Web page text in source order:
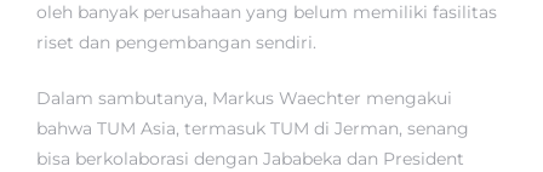
oleh banyak perusahaan yang belum memiliki fasilitas
riset dan pengembangan sendiri.
Dalam sambutanya, Markus Waechter mengakui
bahwa TUM Asia, termasuk TUM di Jerman, senang
bisa berkolaborasi dengan Jababeka dan President